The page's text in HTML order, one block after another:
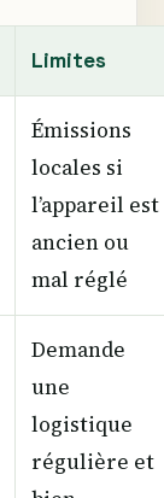
Limites
Émissions
locales si
l’appareil est
ancien ou
mal réglé
Demande
une
logistique
régulière et